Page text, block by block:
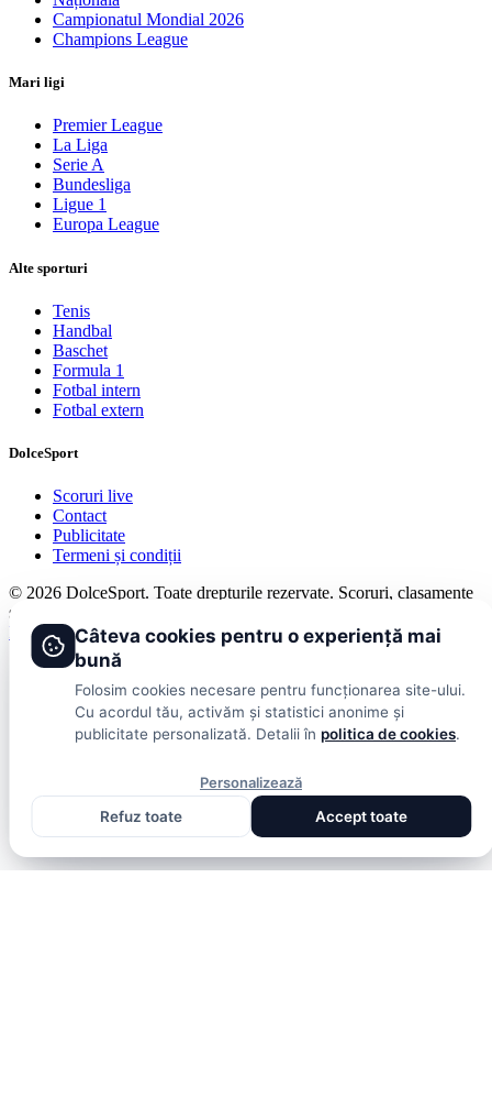
Campionatul Mondial 2026
Champions League
Mari ligi
Premier League
La Liga
Serie A
Bundesliga
Ligue 1
Europa League
Alte sporturi
Tenis
Handbal
Baschet
Formula 1
Fotbal intern
Fotbal extern
DolceSport
Scoruri live
Contact
Publicitate
Termeni și condiții
© 2026 DolceSport. Toate drepturile rezervate. Scoruri, clasamente
și analize din toate competițiile
Fotbal intern Fotbal extern Scoruri live
Câteva cookies pentru o experiență mai
bună
Folosim cookies necesare pentru funcționarea site-ului.
Cu acordul tău, activăm și statistici anonime și
publicitate personalizată. Detalii în politica de cookies.
Personalizează
Refuz toate
Accept toate